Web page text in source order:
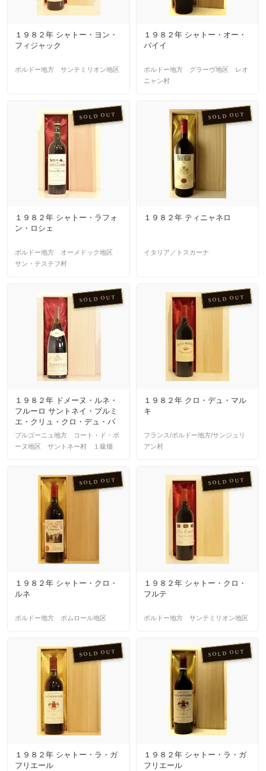
１９８２年 シャトー・ヨン・
フィジャック
ボルドー地方 サンテミリオン地区
１９８２年 シャトー・オー・
バイイ
ボルドー地方 グラーヴ地区 レオ
ニャン村
SOLD OUT
１９８２年 シャトー・ラフォ
ン・ロシェ
ボルドー地方 オーメドック地区
サン・テステフ村
SOLD OUT
１９８２年 ティニャネロ
イタリア／トスカーナ
SOLD OUT
１９８２年 ドメーヌ・ルネ・
フルーロ サントネイ・プルミ
エ・クリュ・クロ・デュ・パ
ス・タン・モノポール・ルー
ジュ
ブルゴーニュ地方 コート・ド・ボ
ーヌ地区 サントネー村 １級畑
SOLD OUT
１９８２年 クロ・デュ・マル
キ
フランス/ボルドー地方/サンジュリ
アン村
SOLD OUT
１９８２年 シャトー・クロ・
ルネ
ボルドー地方 ポムロール地区
SOLD OUT
１９８２年 シャトー・クロ・
フルテ
ボルドー地方 サンテミリオン地区
SOLD OUT
１９８２年 シャトー・ラ・ガ
フリエール
SOLD OUT
１９８２年 シャトー・ラ・ガ
フリエール